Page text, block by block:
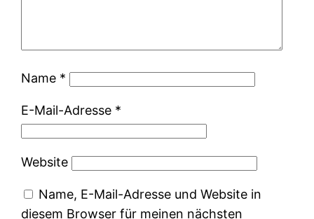
Name *
E-Mail-Adresse *
Website
Name, E-Mail-Adresse und Website in
diesem Browser für meinen nächsten